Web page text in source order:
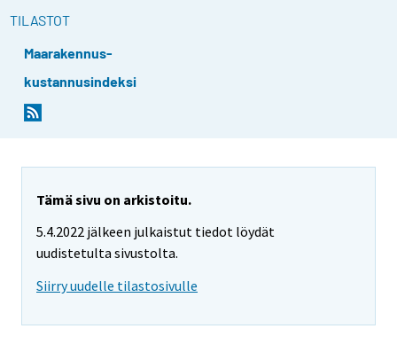
TILASTOT
Maarakennus-
kustannusindeksi
Tämä sivu on arkistoitu.
5.4.2022 jälkeen julkaistut tiedot löydät
uudistetulta sivustolta.
Siirry uudelle tilastosivulle